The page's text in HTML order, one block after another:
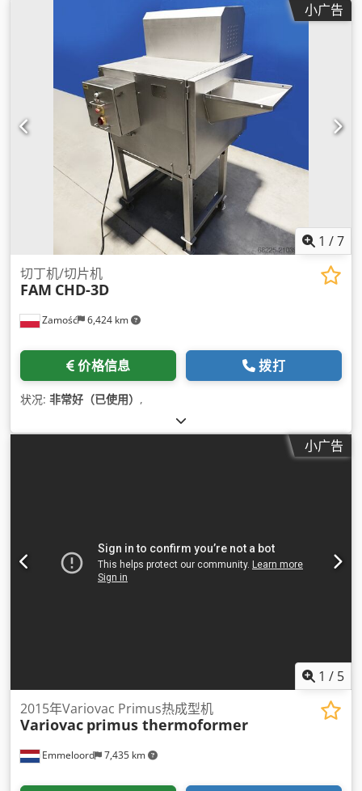
小广告
1 /7
Zamość 6,424 km
切丁机/切片机
FAM CHD-3D
价格信息 拨打
状况: 非常好（已使用） ,
小广告
1 / 5
Emmeloord 7,435 km
2015年Variovac Primus热成型机
Variovac primus thermoformer